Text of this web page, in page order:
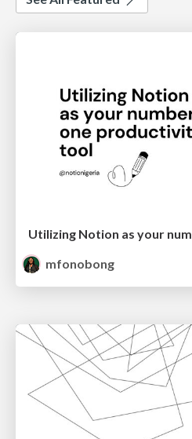
mfonobong